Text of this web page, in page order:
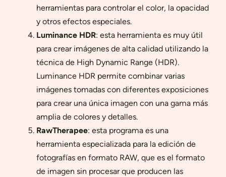
herramientas para controlar el color, la opacidad
y otros efectos especiales.
Luminance HDR: esta herramienta es muy útil
para crear imágenes de alta calidad utilizando la
técnica de High Dynamic Range (HDR).
Luminance HDR permite combinar varias
imágenes tomadas con diferentes exposiciones
para crear una única imagen con una gama más
amplia de colores y detalles.
RawTherapee: esta programa es una
herramienta especializada para la edición de
fotografías en formato RAW, que es el formato
de imagen sin procesar que producen las